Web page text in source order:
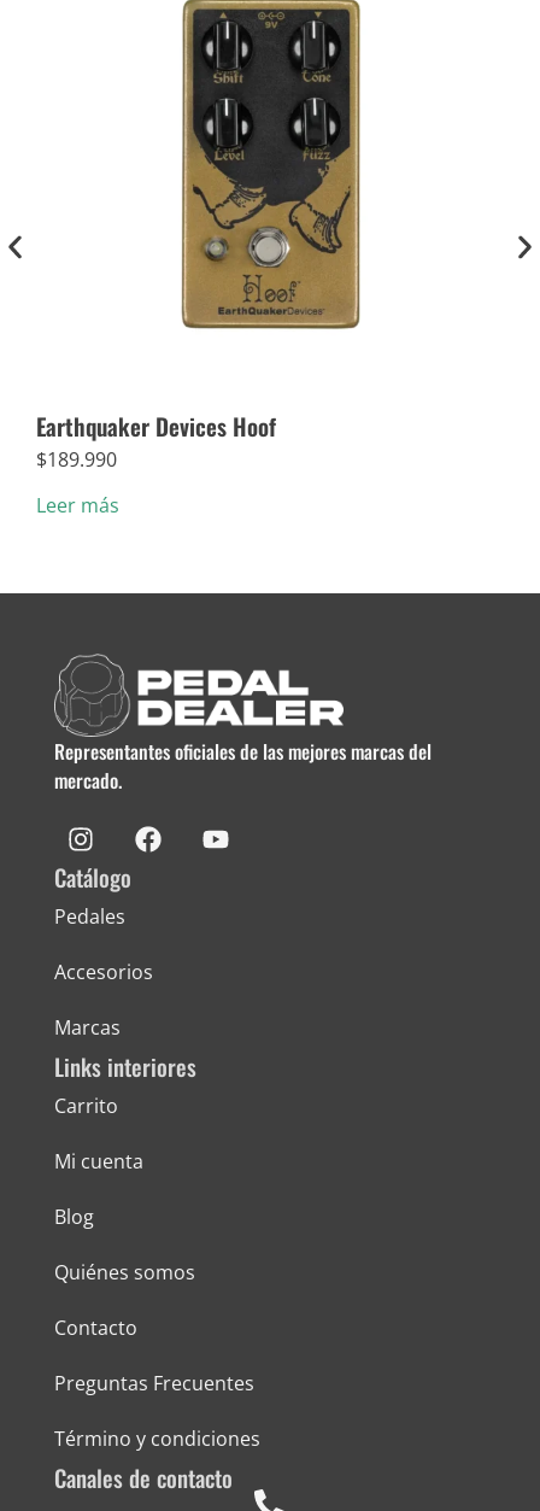
Earthquaker Devices Hoof
$189.990
Leer más
Representantes oficiales de las mejores marcas del
mercado.
Catálogo
Pedales
Accesorios
Marcas
Links interiores
Carrito
Mi cuenta
Blog
Quiénes somos
Contacto
Preguntas Frecuentes
Término y condiciones
Canales de contacto